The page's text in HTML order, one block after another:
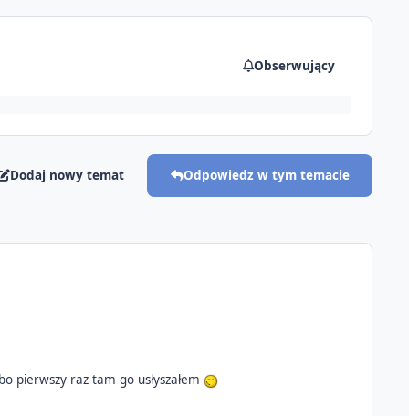
Obserwujący
Dodaj nowy temat Odpowiedz w tym temacie
pierwszy raz tam go usłyszałem